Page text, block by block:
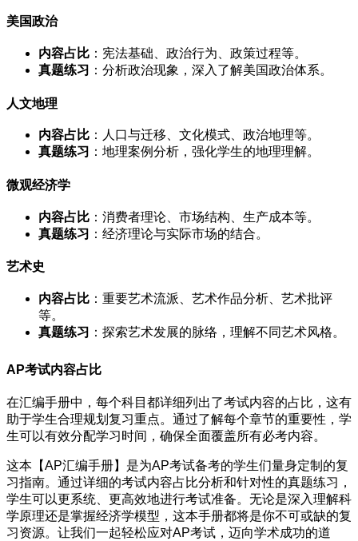
美国政治
内容占比 ：宪法基础、政治行为、政策过程等。
真题练习 ：分析政治现象，深入了解美国政治体系。
人文地理
内容占比 ：人口与迁移、文化模式、政治地理等。
真题练习 ：地理案例分析，强化学生的地理理解。
微观经济学
内容占比 ：消费者理论、市场结构、生产成本等。
真题练习 ：经济理论与实际市场的结合。
艺术史
内容占比 ：重要艺术流派、艺术作品分析、艺术批评
等。
真题练习 ：探索艺术发展的脉络，理解不同艺术风格。
AP考试内容占比
在汇编手册中，每个科目都详细列出了考试内容的占比，这有
助于学生合理规划复习重点。通过了解每个章节的重要性，学
生可以有效分配学习时间，确保全面覆盖所有必考内容。
这本【AP汇编手册】是为AP考试备考的学生们量身定制的复
习指南。通过详细的考试内容占比分析和针对性的真题练习，
学生可以更系统、更高效地进行考试准备。无论是深入理解科
学原理还是掌握经济学模型，这本手册都将是你不可或缺的复
习资源。让我们一起轻松应对AP考试，迈向学术成功的道